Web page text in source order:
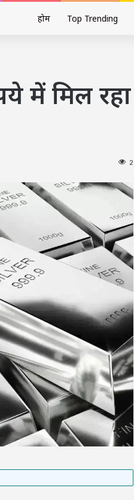
होम Top Trending
में मिल रहा
2